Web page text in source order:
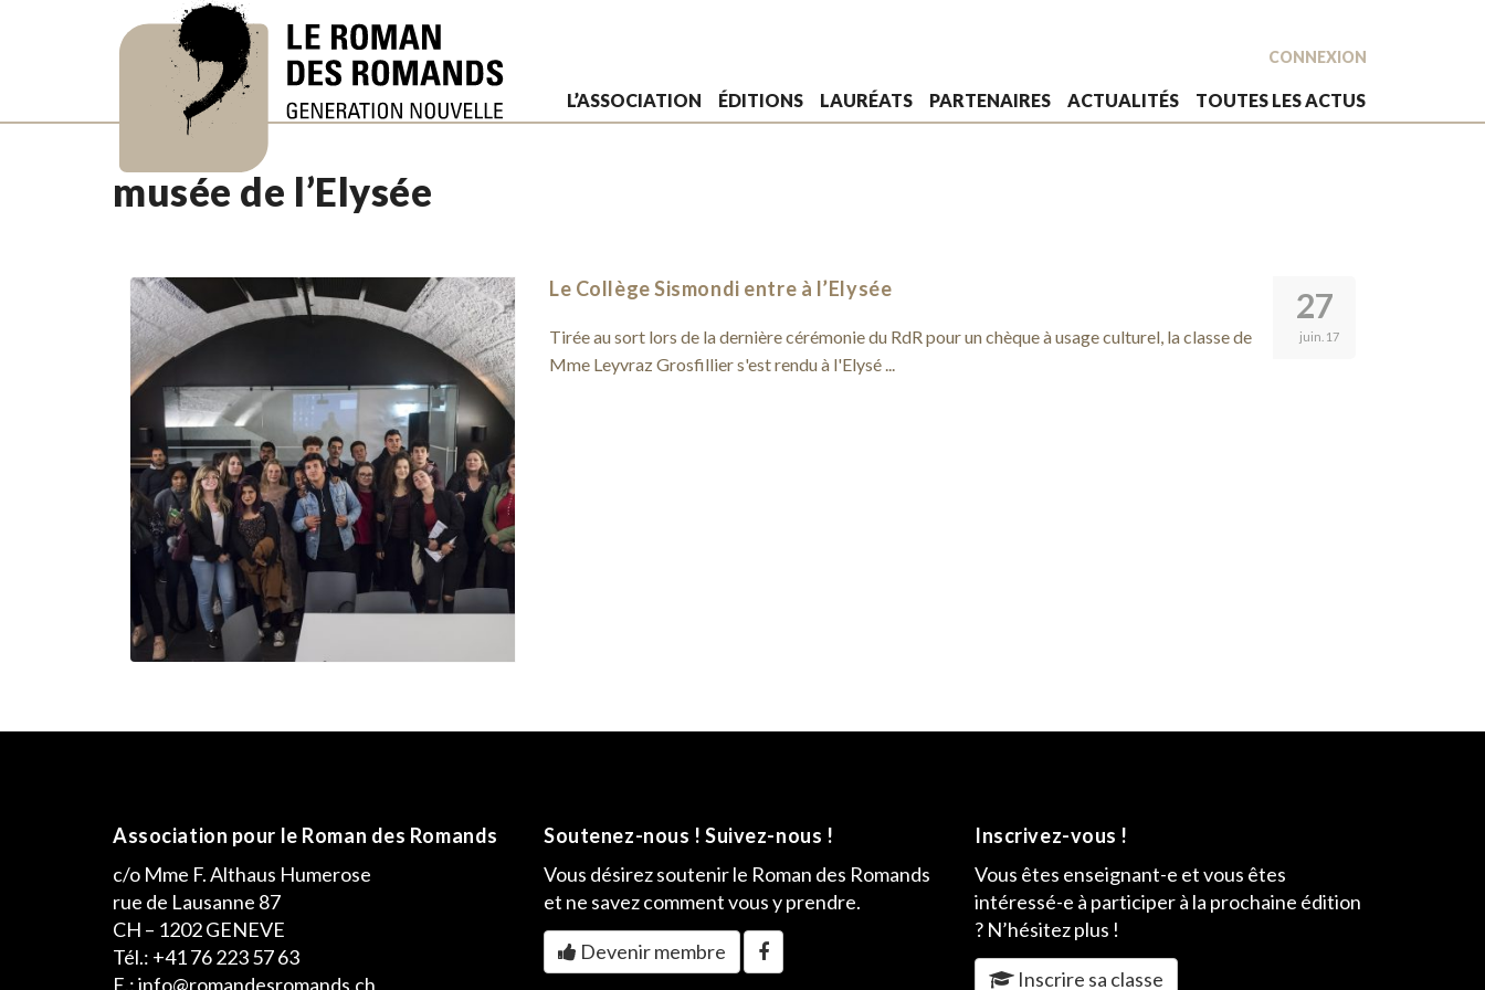
CONNEXION
L’ASSOCIATION ÉDITIONS LAURÉATS PARTENAIRES ACTUALITÉS TOUTES LES ACTUS
musée de l’Elysée
27
juin. 17
Le Collège Sismondi entre à l’Elysée
Tirée au sort lors de la dernière cérémonie du RdR pour un chèque à usage culturel, la classe de
Mme Leyvraz Grosfillier s'est rendu à l'Elysé ...
Association pour le Roman des Romands
c/o Mme F. Althaus Humerose
rue de Lausanne 87
CH – 1202 GENEVE
Tél.: +41 76 223 57 63
E.: info@romandesromands.ch
Soutenez-nous ! Suivez-nous !
Vous désirez soutenir le Roman des Romands
et ne savez comment vous y prendre.
Devenir membre
Inscrivez-vous !
Vous êtes enseignant-e et vous êtes
intéressé-e à participer à la prochaine édition
? N’hésitez plus !
Inscrire sa classe